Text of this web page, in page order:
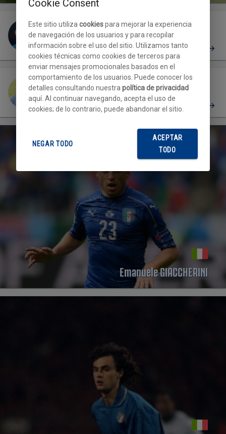
Gaetano
Emanuele GIACCHERINI
PERFIL
PERFIL
Cookie Consent
Este sitio utiliza cookiespara mejorar la experiencia
de navegación de los usuarios y para recopilar
información sobre el uso del sitio. Utilizamos tanto
cookies técnicas como cookies de terceros para
enviar mensajes promocionales basados en el
comportamiento de los usuarios. Puede conocer los
detalles consultando nuestra política de privacidad
aquí. Al continuar navegando, acepta el uso de
cookies; de lo contrario, puede abandonar el sitio.
NEGAR TODO
ACEPTAR
TODO